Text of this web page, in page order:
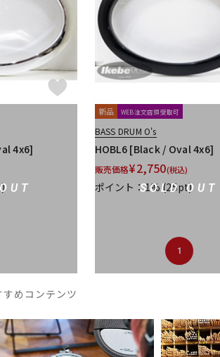
4x6]
SOLD OUT
新品 WEB注文店頭受取可
BASS DRUM O's
HOBL6 [Black / Oval 4x6]
販売価格¥2,750(税込)
ポイント：1%(25pt)
1
すめコンテンツ